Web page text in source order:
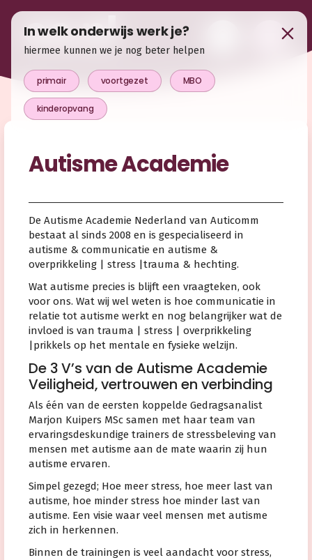
Autisme Academie
De Autisme Academie Nederland van Auticomm
bestaat al sinds 2008 en is gespecialiseerd in
autisme & communicatie en autisme &
overprikkeling | stress |trauma & hechting.
Wat autisme precies is blijft een vraagteken, ook
voor ons. Wat wij wel weten is hoe communicatie in
relatie tot autisme werkt en nog belangrijker wat de
invloed is van trauma | stress | overprikkeling
|prikkels op het mentale en fysieke welzijn.
De 3 V’s van de Autisme Academie
Veiligheid, vertrouwen en verbinding
Als één van de eersten koppelde Gedragsanalist
Marjon Kuipers MSc samen met haar team van
ervaringsdeskundige trainers de stressbeleving van
mensen met autisme aan de mate waarin zij hun
autisme ervaren.
Simpel gezegd; Hoe meer stress, hoe meer last van
autisme, hoe minder stress hoe minder last van
autisme. Een visie waar veel mensen met autisme
zich in herkennen.
Binnen de trainingen is veel aandacht voor stress,
In welk onderwijs werk je?
hiermee kunnen we je nog beter helpen
primair voortgezet MBO
kinderopvang